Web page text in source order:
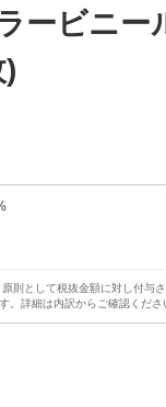
ービニー
則として税抜金額に対し付与
。詳細は内訳からご確認くださ